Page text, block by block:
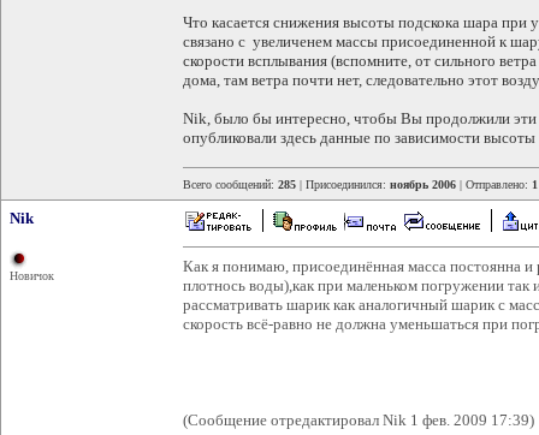
Что касается снижения высоты подскока шара при
связано с увеличенем массы присоединенной к
скорости всплывания (вспомните, от сильного
дома, там ветра почти нет, следовательно этот
Nik, было бы интересно, чтобы Вы продолжили эти
опубликовали здесь данные по зависимости
Всего сообщений: 285 | Присоединился: ноябрь 2006 | Отправлено:
Nik
Новичок
Как я понимаю, присоединённая масса постоянна
плотнось воды),как при маленьком погружении
рассматривать шарик как аналогичный шарик с
скорость всё-равно не должна уменьшаться при
(Сообщение отредактировал Nik 1 фев. 2009 17:39)